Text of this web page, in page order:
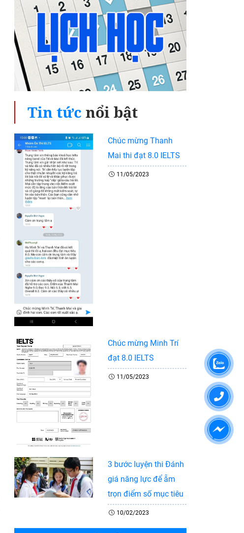
Tin tức nổi bật
Chúc mừng Thanh
Mai thi đạt 8.0 IELTS
11/05/2023
Chúc mừng Minh Trí
đạt 8.0 IELTS
11/05/2023
3 bước luyện thi Đánh
giá năng lực để ẵm
trọn điểm số mục tiêu
10/02/2023